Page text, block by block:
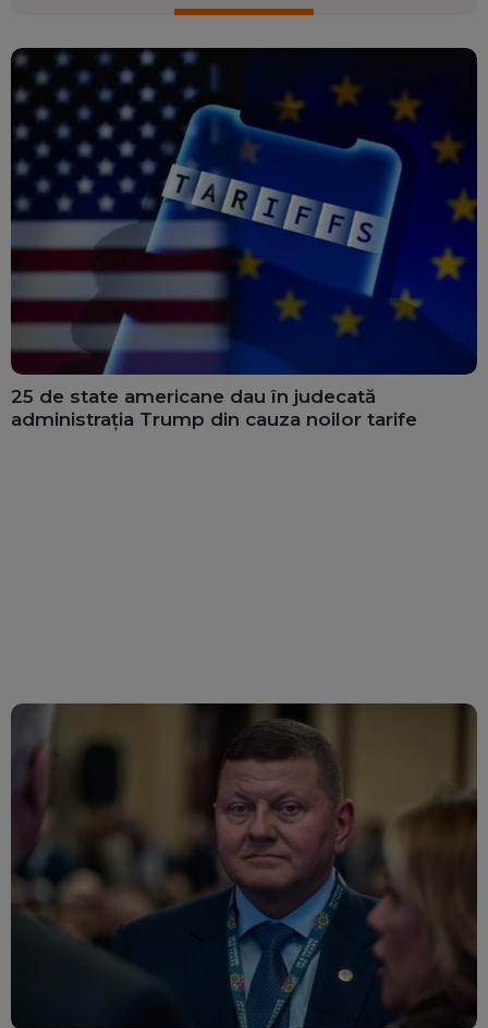
25 de state americane dau în judecată
administrația Trump din cauza noilor tarife